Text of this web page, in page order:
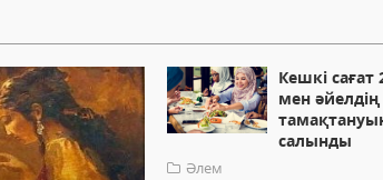
Кешкі сағат
мен әйелдің
салынды
Әлем